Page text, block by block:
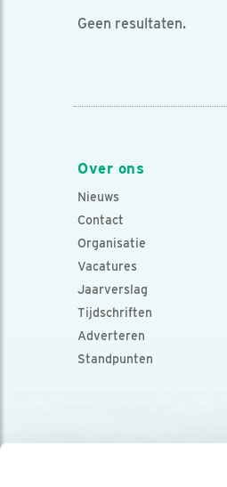
Geen resultaten.
Over ons
Nieuws
Contact
Organisatie
Vacatures
Jaarverslag
Tijdschriften
Adverteren
Standpunten